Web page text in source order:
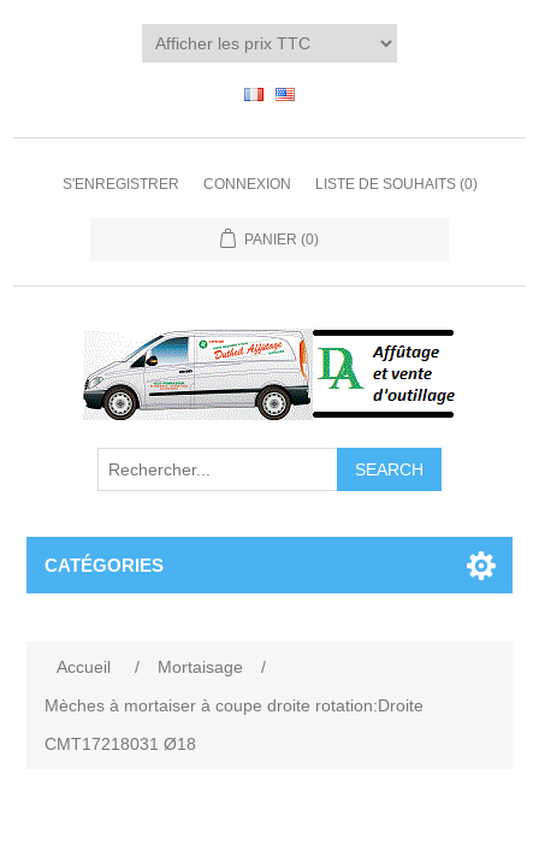
S'ENREGISTRER CONNEXION LISTE DE SOUHAITS (0)
PANIER (0)
CATÉGORIES
Accueil / Mortaisage
/
Mèches à mortaiser à coupe droite rotation:Droite
CMT17218031 Ø18